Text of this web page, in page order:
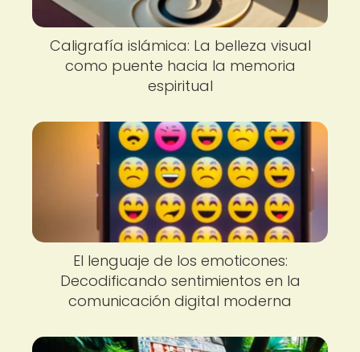
Caligrafía islámica: La belleza visual
como puente hacia la memoria
espiritual
El lenguaje de los emoticones:
Decodificando sentimientos en la
comunicación digital moderna